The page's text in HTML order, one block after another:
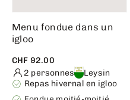
Menu fondue dans un
igloo
CHF 92.00
2 personnes
Leysin
Repas hivernal en igloo